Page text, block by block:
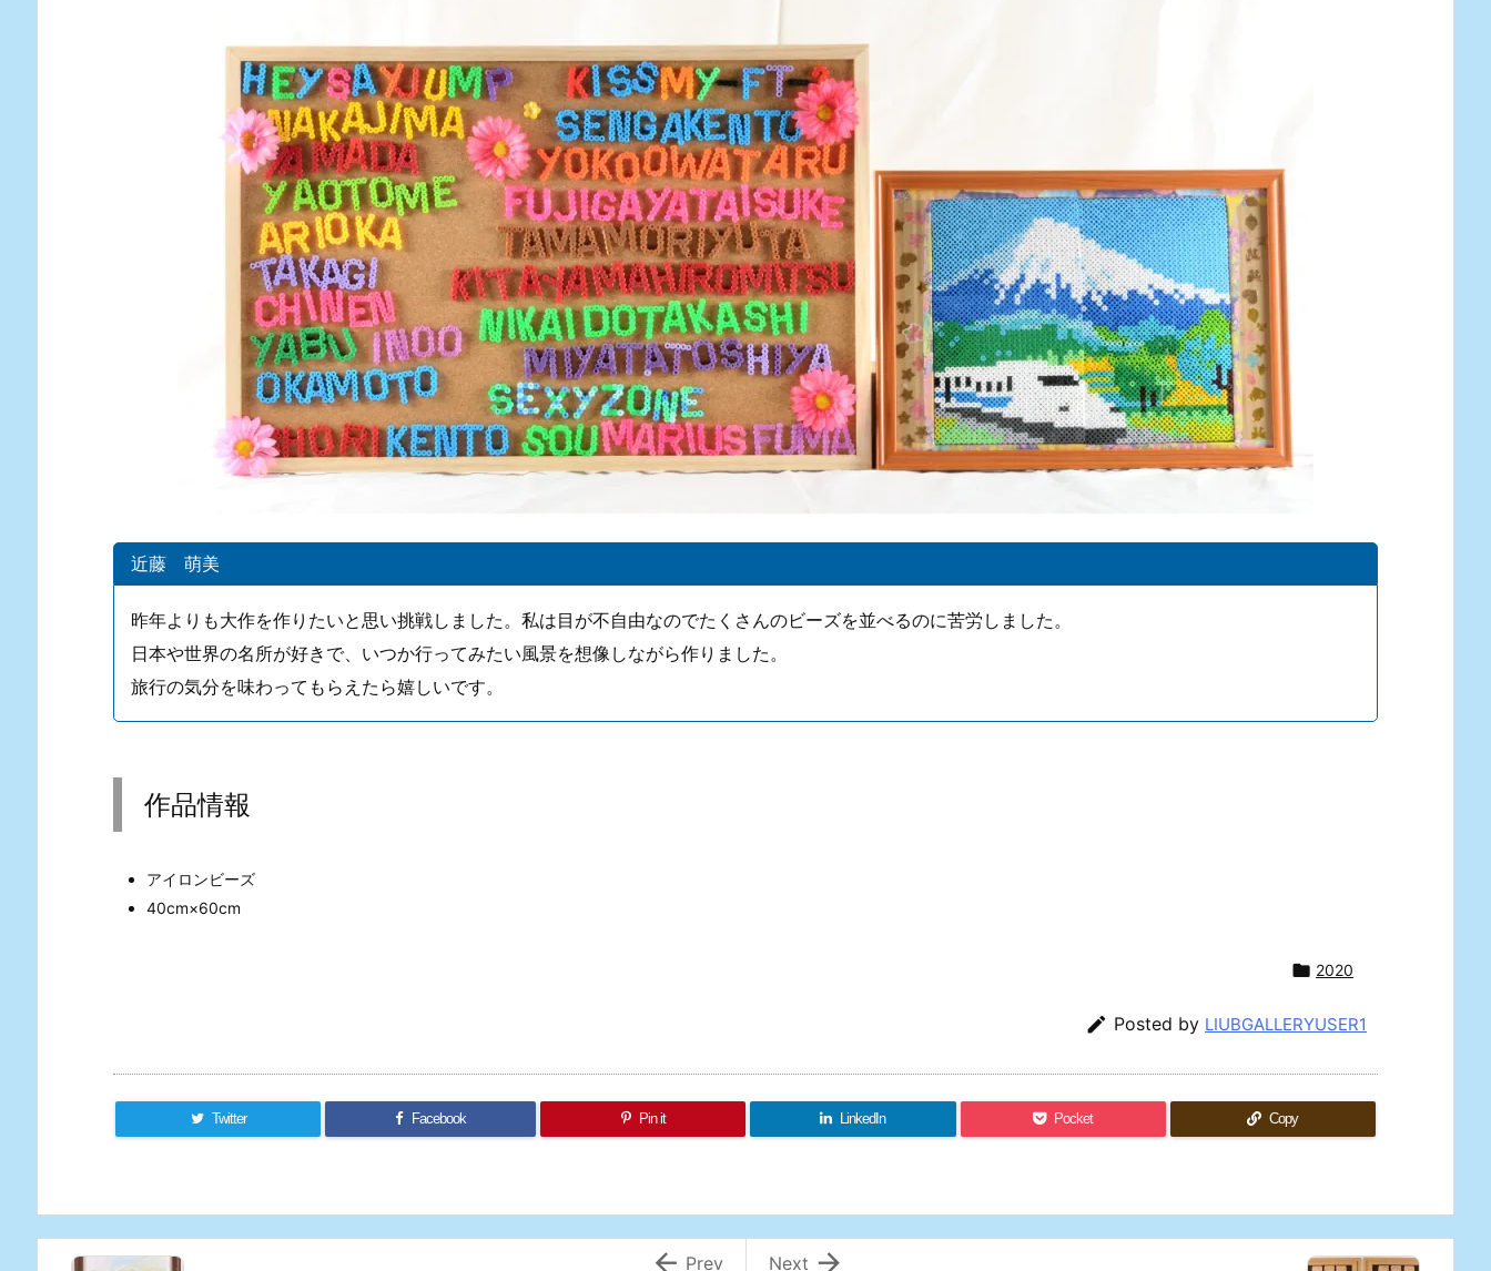
近藤 萌美
昨年よりも大作を作りたいと思い挑戦しました。私は目が不自由なのでたくさんのビーズを並べるのに苦労しました。
日本や世界の名所が好きで、いつか行ってみたい風景を想像しながら作りました。
旅行の気分を味わってもらえたら嬉しいです。
作品情報
アイロンビーズ
40cm×60cm
 2020
 Posted by LIUBGALLERYUSER1
Twitter Facebook Pin it LinkedIn Pocket Copy

Next
 Prev